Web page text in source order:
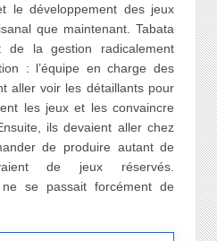
le développement des jeux
que maintenant. Tabata
de la gestion radicalement
: l’équipe en charge des
aller voir les détaillants pour
les jeux et les convaincre
ils devaient aller chez
de produire autant de
de jeux réservés.
ne se passait forcément de